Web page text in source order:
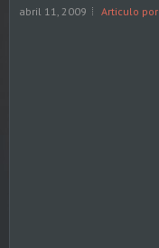
abril 11, 2009 Articulo